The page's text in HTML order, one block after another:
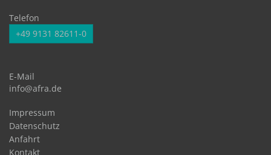
Telefon
+49 9131 82611-0
E-Mail
info@afra.de
Impressum
Datenschutz
Anfahrt
Kontakt